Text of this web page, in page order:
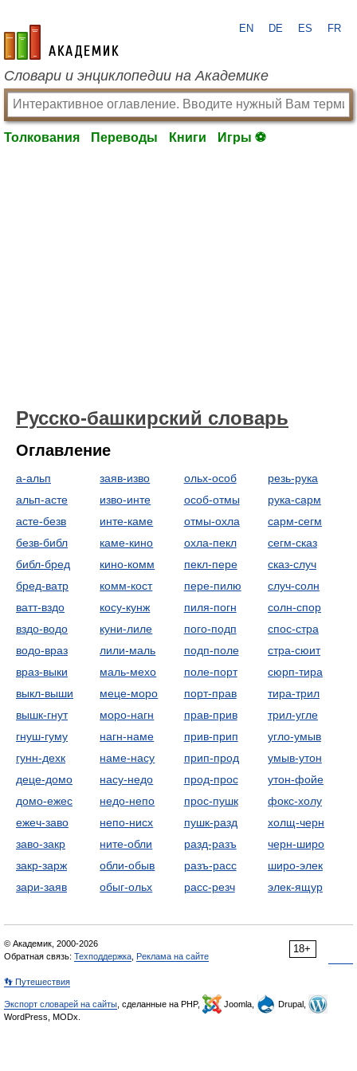
academic.ru
EN DE ES FR
Словари и энциклопедии на Академике
Толкования Переводы Книги Игры ⚽
Русско-башкирский словарь
Оглавление
а-альп
альп-асте
асте-безв
безв-библ
библ-бред
бред-ватр
ватт-вздо
вздо-водо
водо-враз
враз-выки
выкл-выши
вышк-гнут
гнуш-гуму
гунн-дехк
деце-домо
домо-ежес
ежеч-заво
заво-закр
закр-зарж
зари-заяв
заяв-изво
изво-инте
инте-каме
каме-кино
кино-комм
комм-кост
косу-кунж
куни-лиле
лили-маль
маль-мехо
меце-моро
моро-нагн
нагн-наме
наме-насу
насу-недо
недо-непо
непо-нисх
ните-обли
обли-обыв
обыг-ольх
ольх-особ
особ-отмы
отмы-охла
охла-пекл
пекл-пере
пере-пилю
пиля-погн
пого-подп
подп-поле
поле-порт
порт-прав
прав-прив
прив-прип
прип-прод
прод-прос
прос-пушк
пушк-разд
разд-разъ
разъ-расс
расс-резч
резь-рука
рука-сарм
сарм-сегм
сегм-сказ
сказ-случ
случ-солн
солн-спор
спос-стра
стра-сюит
сюрп-тира
тира-трил
трил-угле
угло-умыв
умыв-утон
утон-фойе
фокс-холу
холщ-черн
черн-широ
широ-элек
элек-ящур
18+
© Академик, 2000-2026
Обратная связь: Техподдержка Реклама на сайте
👣 Путешествия
Экспорт словарей на сайты , сделанные на PHP, Joomla,
Drupal,
WordPress, MODx.